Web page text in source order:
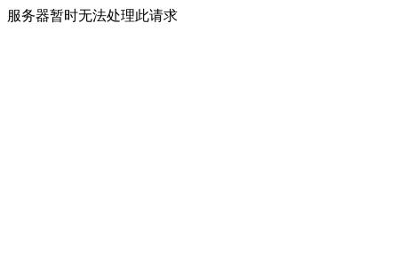
服务器暂时无法处理此请求